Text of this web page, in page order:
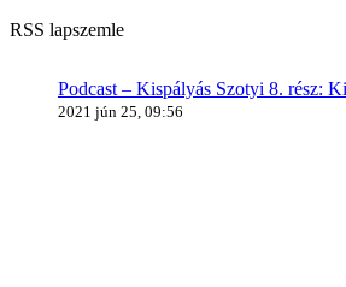
RSS lapszemle
Podcast – Kispályás Szotyi 8. rész:
2021 jún 25, 09:56